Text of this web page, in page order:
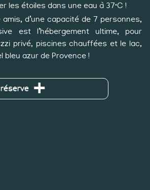
les étoiles dans une eau à 37°C !
d’une capacité de 7 personnes,
est l’hébergement ultime, pour
privé, piscines chauffées et le lac,
bleu azur de Provence !